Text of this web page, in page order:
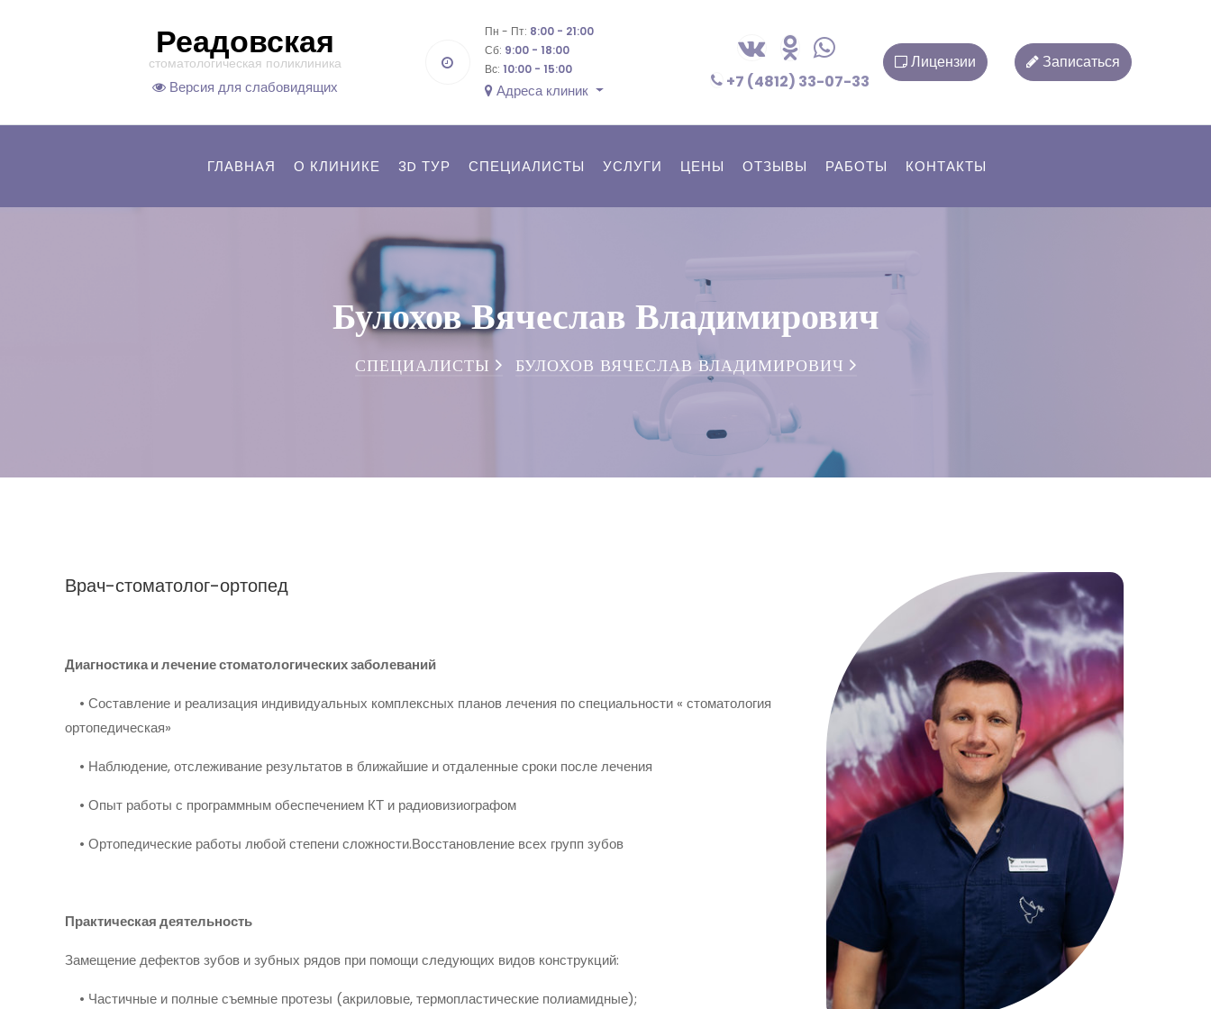
Реадовская
стоматологическая поликлиника
Версия для слабовидящих +7 (4812) 33-07-33
Лицензии Записаться
Пн - Пт: 8:00 - 21:00
Сб: 9:00 - 18:00
Вс: 10:00 - 15:00
Адреса клиник
ГЛАВНАЯ О КЛИНИКЕ 3D ТУР СПЕЦИАЛИСТЫ УСЛУГИ ЦЕНЫ ОТЗЫВЫ РАБОТЫ КОНТАКТЫ
Булохов Вячеслав Владимирович
СПЕЦИАЛИСТЫ БУЛОХОВ ВЯЧЕСЛАВ ВЛАДИМИРОВИЧ
Врач-стоматолог-ортопед
Диагностика и лечение стоматологических заболеваний
• Составление и реализация индивидуальных комплексных планов лечения по специальности « стоматология
ортопедическая»
• Наблюдение, отслеживание результатов в ближайшие и отдаленные сроки после лечения
• Опыт работы с программным обеспечением КТ и радиовизиографом
• Ортопедические работы любой степени сложности.Восстановление всех групп зубов
Практическая деятельность
Замещение дефектов зубов и зубных рядов при помощи следующих видов конструкций:
• Частичные и полные съемные протезы (акриловые, термопластические полиамидные);